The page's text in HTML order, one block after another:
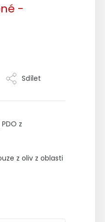
-
z
z oliv z oblasti
Sdílet